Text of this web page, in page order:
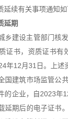
续有关事项通知如
延期
乡建设主管部门核
证书，资质证书有
年12月31日。上述
国建筑市场监管公
的企业，自2023年
延期后的电子证书